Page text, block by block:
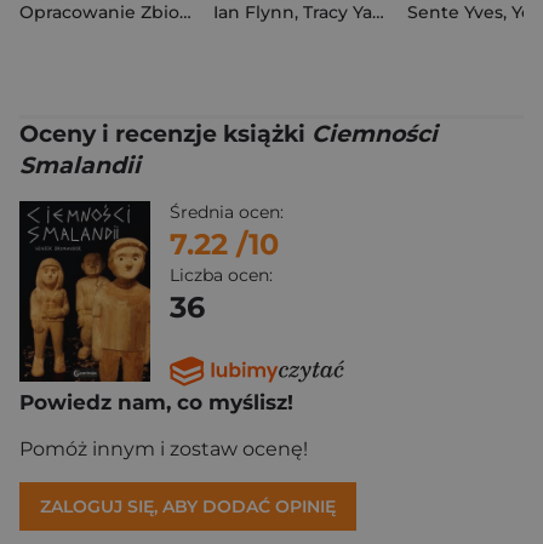
Opracowanie Zbiorowe
Ian Flynn, Tracy Yardley ,Adam Bryce
Sente Yves, Youri
Oceny i recenzje książki Ciemności
Smalandii
Średnia ocen:
7.22 /10
Liczba ocen:
36
Powiedz nam, co myślisz!
Pomóż innym i zostaw ocenę!
ZALOGUJ SIĘ, ABY DODAĆ OPINIĘ